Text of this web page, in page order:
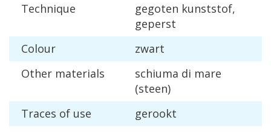
Technique
gegoten kunststof,
geperst
Colour
zwart
Other materials schiuma di mare
(steen)
Traces of use gerookt